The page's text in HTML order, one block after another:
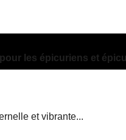
les épicuriens et
et vibrante...